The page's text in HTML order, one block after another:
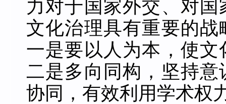
力对于国家外交、对
文化治理具有重要的
一是要以人为本，使
二是多向同构，坚持
协同，有效利用学术权